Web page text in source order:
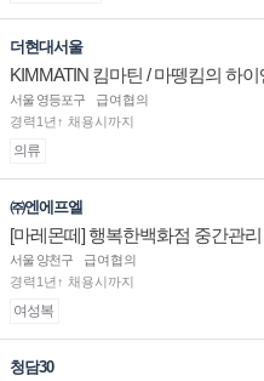
더현대서울
KIMMATIN 킴마틴 / 마뗑킴의 하
서울 영등포구
급여협의
경력1년↑ 채용시까지
의류
㈜엔에프엘
[마레몬떼] 행복한백화점 중간관
서울 양천구
급여협의
경력1년↑ 채용시까지
여성복
청담30